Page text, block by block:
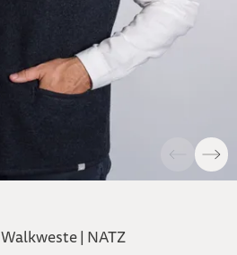
Walkweste | NATZ